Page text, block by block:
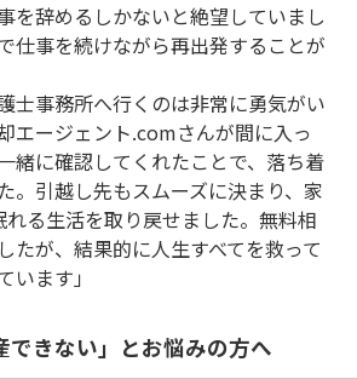
を辞めるしかないと絶望していまし
仕事を続けながら再出発することが
士事務所へ行くのは非常に勇気がい
エージェント.comさんが間に入っ
緒に確認してくれたことで、落ち着
。引越し先もスムーズに決まり、家
る生活を取り戻せました。無料相
たが、結果的に人生すべてを救って
います」
できない」とお悩みの方へ